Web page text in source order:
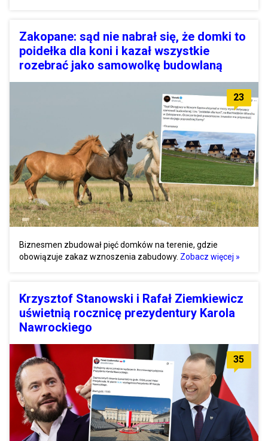
Zakopane: sąd nie nabrał się, że domki to
poidełka dla koni i kazał wszystkie
rozebrać jako samowolkę budowlaną
23
Biznesmen zbudował pięć domków na terenie, gdzie
obowiązuje zakaz wznoszenia zabudowy. Zobacz więcej »
Krzysztof Stanowski i Rafał Ziemkiewicz
uświetnią rocznicę prezydentury Karola
Nawrockiego
35